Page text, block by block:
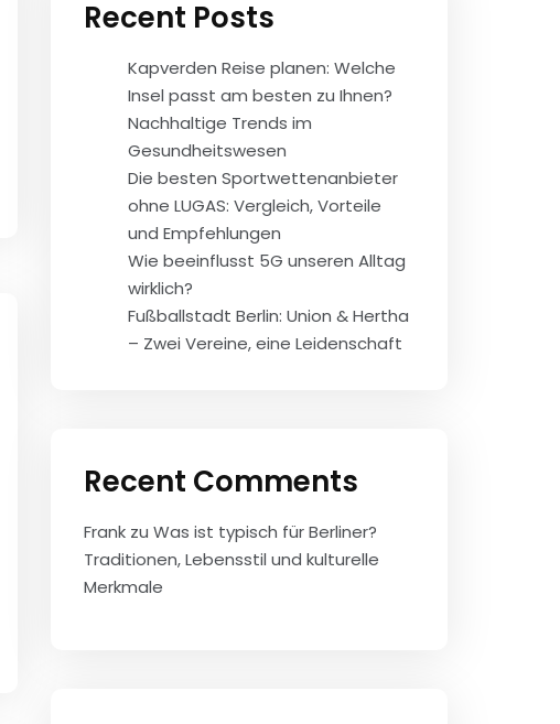
Recent Posts
Kapverden Reise planen: Welche
Insel passt am besten zu Ihnen?
Nachhaltige Trends im
Gesundheitswesen
Die besten Sportwettenanbieter
ohne LUGAS: Vergleich, Vorteile
und Empfehlungen
Wie beeinflusst 5G unseren Alltag
wirklich?
Fußballstadt Berlin: Union & Hertha
– Zwei Vereine, eine Leidenschaft
Recent Comments
Frank zu Was ist typisch für Berliner?
Traditionen, Lebensstil und kulturelle
Merkmale